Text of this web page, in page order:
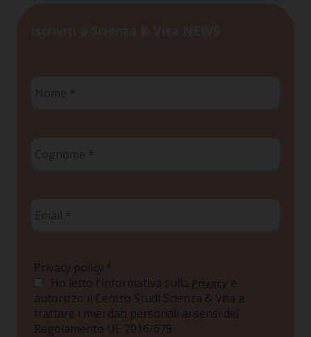
Privacy policy *
Ho letto l'informativa sulla Privacy e
autorizzo il Centro Studi Scienza & Vita a
trattare i miei dati personali ai sensi del
Regolamento UE 2016/679